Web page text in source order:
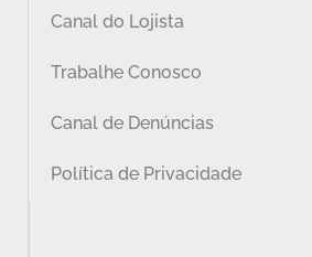
Canal do Lojista
Trabalhe Conosco
Canal de Denúncias
Política de Privacidade